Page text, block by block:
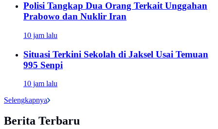
Polisi Tangkap Dua Orang Terkait Unggahan
Prabowo dan Nuklir Iran
10 jam lalu
Situasi Terkini Sekolah di Jaksel Usai Temuan
995 Senpi
10 jam lalu
Selengkapnya
Berita Terbaru